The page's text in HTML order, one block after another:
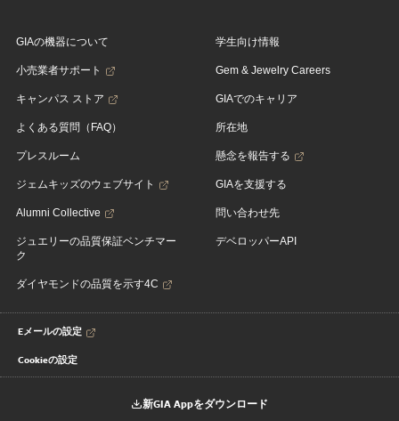
GIAの機器について
小売業者サポート
キャンパス ストア
よくある質問（FAQ）
プレスルーム
ジェムキッズのウェブサイト
Alumni Collective
ジュエリーの品質保証ベンチマー
ク
ダイヤモンドの品質を示す4C
学生向け情報
Gem & Jewelry Careers
GIAでのキャリア
所在地
懸念を報告する
GIAを支援する
問い合わせ先
デベロッパーAPI
Eメールの設定
Cookieの設定
新GIA Appをダウンロード